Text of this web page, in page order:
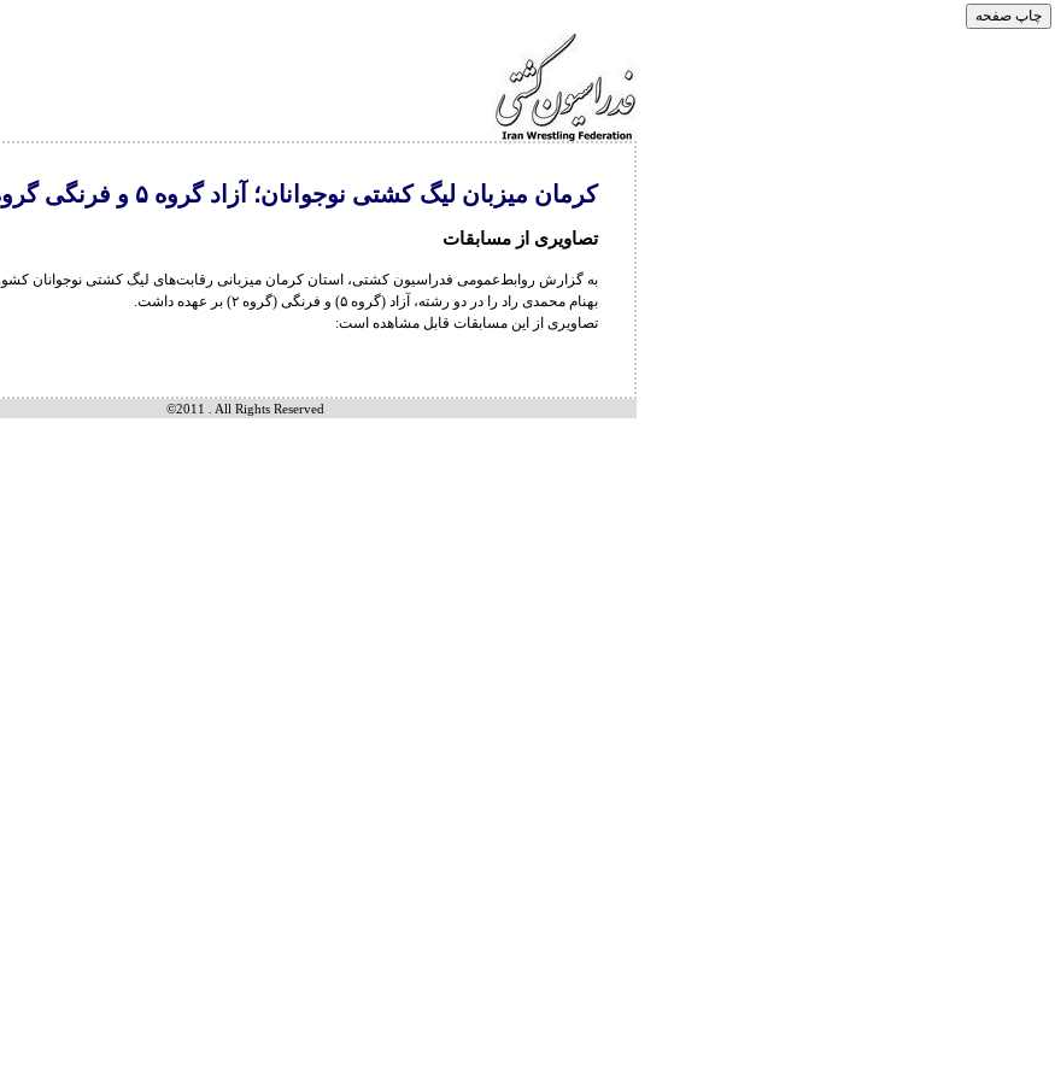
کرمان میزبان لیگ کشتی نوجوانان؛ آزاد گروه ۵ و فرنگی گروه ۲
تصاویری از مسابقات
به گزارش روابط‌عمومی فدراسیون کشتی، استان کرمان میزبانی رقابت‌های لیگ کشتی نوجوانان کشور
بهنام محمدی راد را در دو رشته، آزاد (گروه ۵) و فرنگی (گروه ۲) بر عهده داشت.
تصاویری از این مسابقات قابل مشاهده است:
©2011 . All Rights Reserved